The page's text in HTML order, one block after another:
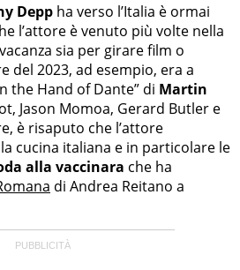
Depp ha verso l’Italia è ormai
l’attore è venuto più volte nella
sia per girare film o
del 2023, ad esempio, era a
the Hand of Dante” di Martin
Jason Momoa, Gerard Butler e
è risaputo che l’attore
cucina italiana e in particolare le
alla vaccinara che ha
di Andrea Reitano a